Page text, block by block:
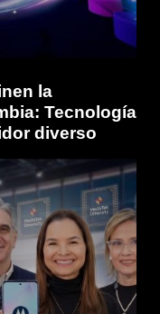
la
Tecnología
diverso